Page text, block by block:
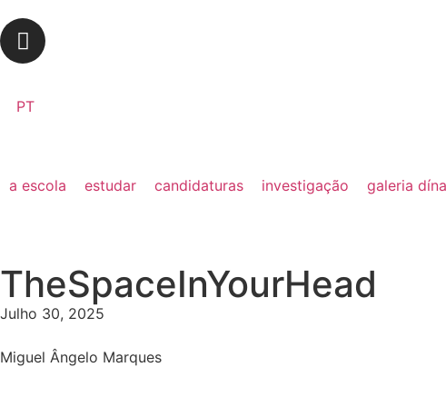
PT
a escola estudar candidaturas investigação galeria
TheSpaceInYourHead
Julho 30, 2025
Miguel Ângelo Marques